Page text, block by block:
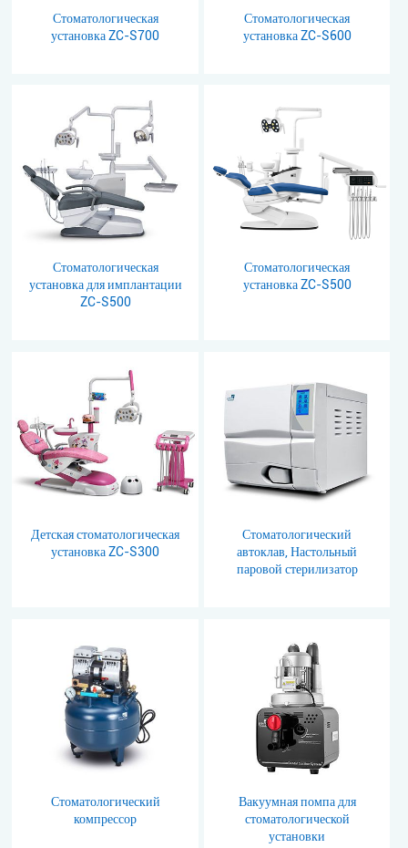
Стоматологическая
установка ZC-S700
Стоматологическая
установка ZC-S600
Стоматологическая
установка для имплантации
ZC-S500
Стоматологическая
установка ZC-S500
Детская стоматологическая
установка ZC-S300
Стоматологический
автоклав, Настольный
паровой стерилизатор
Стоматологический
компрессор
Вакуумная помпа для
стоматологической
установки